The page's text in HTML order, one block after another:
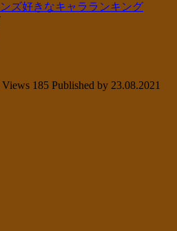
ズ好きなキャラランキング
Views 185 Published by 23.08.2021